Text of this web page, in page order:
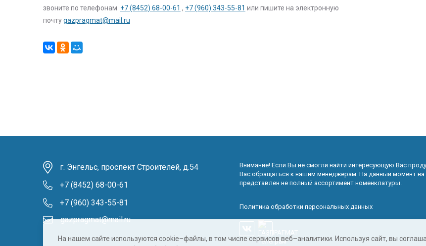
На нашем сайте используются cookie–файлы, в том числе сервисов веб–аналитики. Используя сайт, вы
звоните по телефонам +7 (8452) 68-00-61 , +7 (960) 343-55-81 или пишите на электронную
почтуgazpragmat@mail.ru
г. Энгельс, проспект Строителей, д.54
+7 (8452) 68-00-61
+7 (960) 343-55-81
gazpragmat@mail.ru
Внимание! Если Вы не смогли найти интересующую Вас
Вас обращаться к нашим менеджерам. На данный момент на
представлен не полный ассортимент номенклатуры.
Политика обработки персональных данных